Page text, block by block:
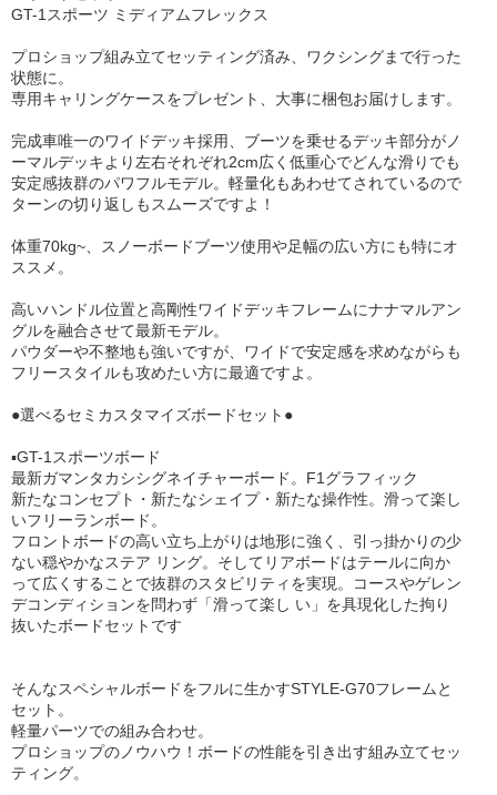
GT-1スポーツ ミディアムフレックス
プロショップ組み立てセッティング済み、ワクシングまで行った
状態に。
専用キャリングケースをプレゼント、大事に梱包お届けします。
完成車唯一のワイドデッキ採用、ブーツを乗せるデッキ部分がノ
ーマルデッキより左右それぞれ2cm広く低重心でどんな滑りでも
安定感抜群のパワフルモデル。軽量化もあわせてされているので
ターンの切り返しもスムーズですよ！
体重70kg~、スノーボードブーツ使用や足幅の広い方にも特にオ
ススメ。
高いハンドル位置と高剛性ワイドデッキフレームにナナマルアン
グルを融合させて最新モデル。
パウダーや不整地も強いですが、ワイドで安定感を求めながらも
フリースタイルも攻めたい方に最適ですよ。
●選べるセミカスタマイズボードセット●
▪️GT-1スポーツボード
最新ガマンタカシシグネイチャーボード。F1グラフィック
新たなコンセプト・新たなシェイプ・新たな操作性。滑って楽し
いフリーランボード。
フロントボードの高い立ち上がりは地形に強く、引っ掛かりの少
ない穏やかなステア リング。そしてリアボードはテールに向か
って広くすることで抜群のスタビリティを実現。コースやゲレン
デコンディションを問わず「滑って楽し い」を具現化した拘り
抜いたボードセットです
そんなスペシャルボードをフルに生かすSTYLE-G70フレームと
セット。
軽量パーツでの組み合わせ。
プロショップのノウハウ！ボードの性能を引き出す組み立てセッ
ティング。